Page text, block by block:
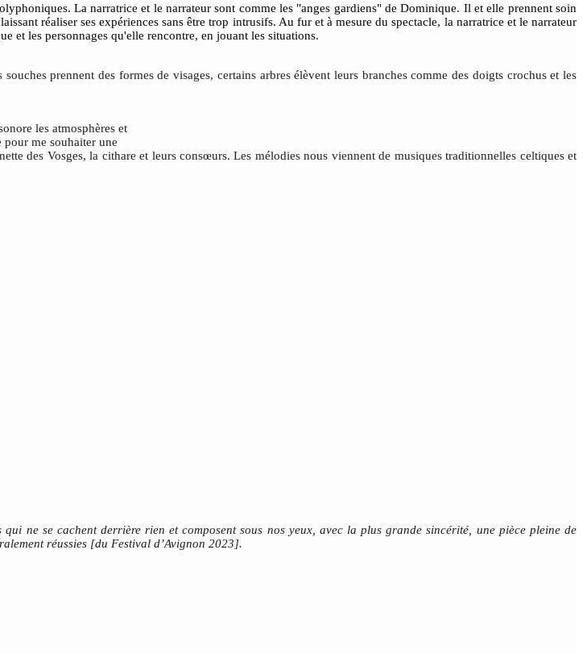
La narratrice et le narrateur sont comme les "anges gardiens" de Dominique. Il et elle prennent soin
réaliser ses expériences sans être trop intrusifs. Au fur et à mesure du spectacle, la narratrice et le narrateur
et les personnages qu'elle rencontre, en jouant les situations.
souches prennent des formes devisages, certains arbres élèvent leurs branches comme des doigts crochus et les
les atmosphères et
pour me souhaiter une
des Vosges, la cithare et leurs consœurs. Les mélodies nous viennent de musiques traditionnelles celtiques et
ne se cachent derrière rien et composent sous nos yeux, avec la plus grande sincérité, une pièce pleine de
réussies [du Festival d’Avignon 2023].